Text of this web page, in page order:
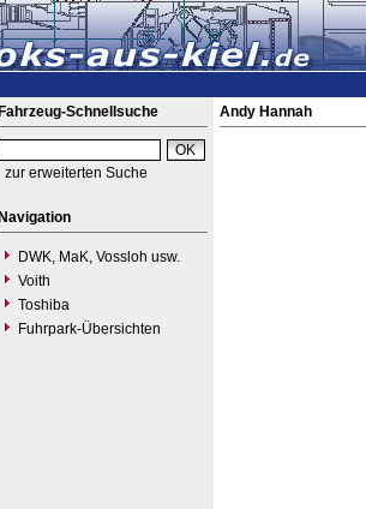
Fahrzeug-Schnellsuche
zur erweiterten Suche
Navigation
DWK, MaK, Vossloh usw.
Voith
Toshiba
Fuhrpark-Übersichten
Andy Hannah